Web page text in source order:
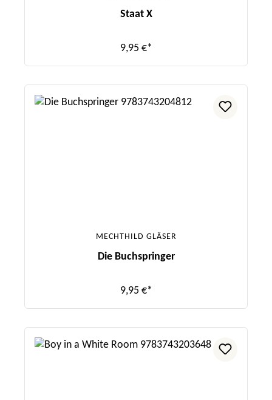
Staat X
9,95 €*
MECHTHILD GLÄSER
Die Buchspringer
9,95 €*